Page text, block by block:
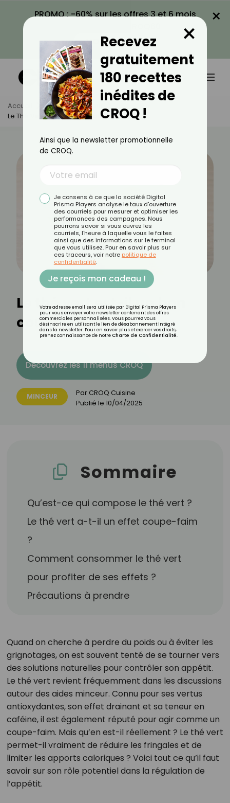
PROMO : -60% sur les offres 3 et 6 mois
VOIR LA PROMO
×
Accueil Actus
Minceur
Le Thé Vert Est-Il Un Bon Coupe-Faim ?
Le thé vert est-il un bon
coupe-faim ?
Découvrez les 11 menus CROQ
MINCEUR Par CROQ Cuisine
Publié le 10/04/2025
Sommaire
Qu’est-ce qui compose le thé vert ?
Le thé vert a-t-il un effet coupe-faim
?
Comment consommer le thé vert
pour profiter de ses effets ?
Précautions à prendre
Quand on cherche à perdre du poids ou à éviter les
grignotages, on est souvent tenté de se tourner vers
des solutions naturelles pour contrôler son appétit.
Le thé vert revient fréquemment dans les discussions
autour des aides minceur. Connu pour ses vertus
antioxydantes, son effet drainant et sa teneur en
caféine, il est également réputé pour agir comme un
coupe-faim. Mais qu’en est-il réellement ? Le thé vert
permet-il vraiment de réduire les fringales et de
limiter les apports caloriques ? Voici tout ce qu’il faut
savoir sur son rôle potentiel dans la régulation de
l’appétit.
Recevez
gratuitement
180 recettes
inédites de
CROQ !
×
Ainsi que la newsletter promotionnelle
de CROQ.
Je consens à ce que la société Digital
Prisma Players analyse le taux d'ouverture
des courriels pour mesurer et optimiser les
performances des campagnes. Nous
pourrons savoir si vous ouvrez les
courriels, l'heure à laquelle vous le faites
ainsi que des informations sur le terminal
que vous utilisez. Pour en savoir plus sur
ces traceurs, voir notre politique de
confidentialité.
Je reçois mon cadeau !
Votre adresse email sera utilisée par Digital Prisma Players
pour vous envoyer votre newsletter contenant des offres
commerciales personnalisées. Vous pourrez vous
désinscrire en utilisant le lien de désabonnement intégré
dans la newsletter. Pour en savoir plus et exercer vos droits,
prenez connaissance de notre Charte de Confidentialité.